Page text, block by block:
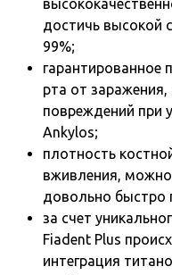
достичь высокой
99%;
гарантированное
рта от
повреждений при
Ankylos;
плотность
вживления, можно
довольно быстро
за счет
Fiadent Plus
интеграция